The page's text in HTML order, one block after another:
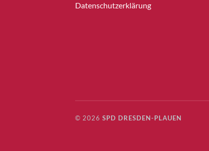
Datenschutzerklärung
© 2026 SPD DRESDEN-PLAUEN